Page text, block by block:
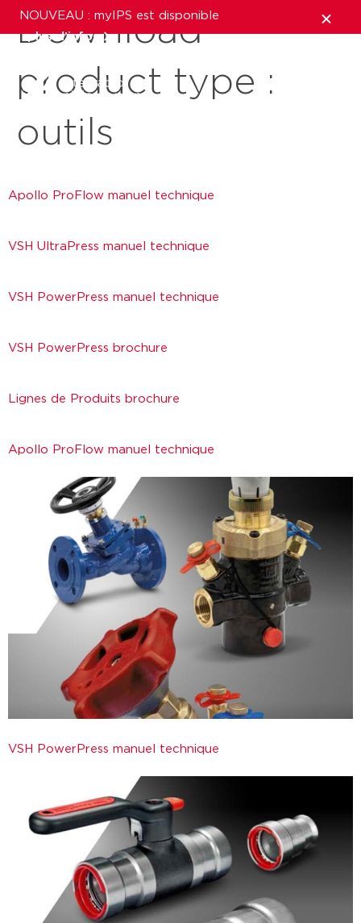
NOUVEAU : myIPS est disponible
plus d’infos
fermer
Download
product type :
outils
Apollo ProFlow manuel technique
VSH UltraPress manuel technique
VSH PowerPress manuel technique
VSH PowerPress brochure
Lignes de Produits brochure
Apollo ProFlow manuel technique
VSH PowerPress manuel technique